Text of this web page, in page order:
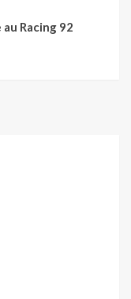
Racing 92